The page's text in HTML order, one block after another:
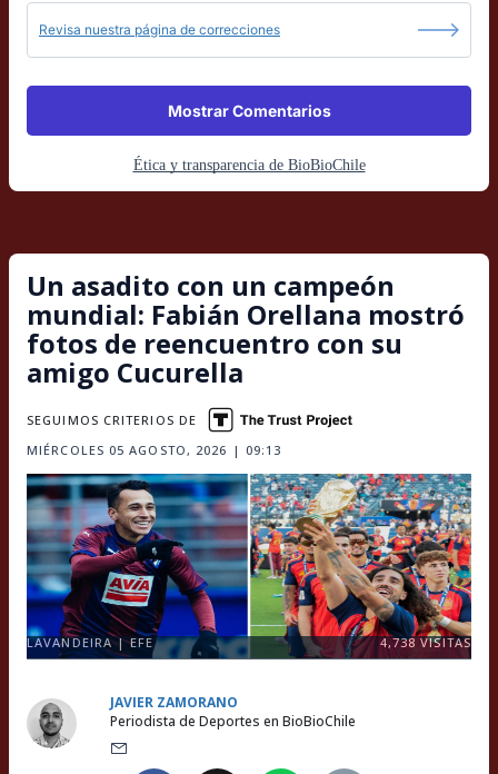
Revisa nuestra página de correcciones
Mostrar Comentarios
Ética y transparencia de BioBioChile
Un asadito con un campeón
mundial: Fabián Orellana mostró
fotos de reencuentro con su
amigo Cucurella
MIÉRCOLES 05 AGOSTO, 2026 | 09:13
SEGUIMOS CRITERIOS DE
LAVANDEIRA | EFE 4,738VISITAS
JAVIER ZAMORANO
Periodista de Deportes en BioBioChile